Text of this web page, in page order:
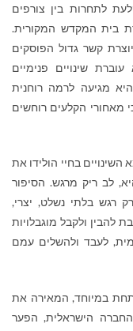
לתחרות בין צורפים
בית המקדש המקורית.
קשר גדול הפוסקים
שינויים פנימיים
מגיעה לרמה רוחנית
מאחורי הקלעים רוחשים
בחיי הולידו את
לב ריק מרגש. הסיפור
רגש בלתי נשלט, יצרי,
להבין ולקבל מוגבלויות
לעבד ולהשלים עמם
במיוחד, המאירה את
הישראלית, הפער